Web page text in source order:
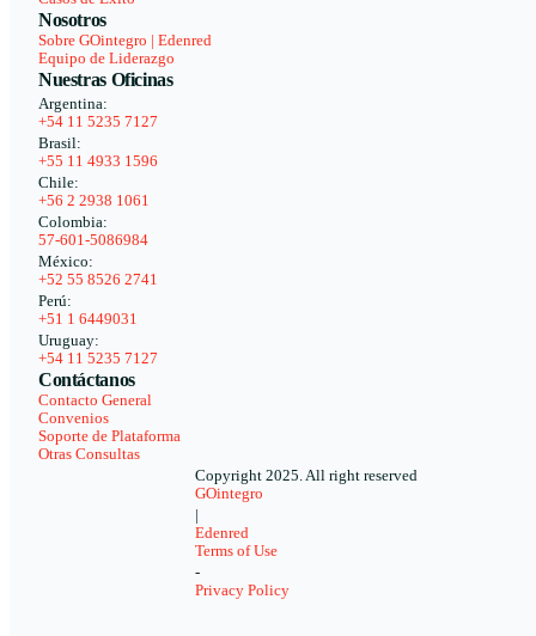
Nosotros
Sobre GOintegro | Edenred
Equipo de Liderazgo
Nuestras Oficinas
Argentina:
+54 11 5235 7127
Brasil:
+55 11 4933 1596
Chile:
+56 2 2938 1061
Colombia:
57-601-5086984
México:
+52 55 8526 2741
Perú:
+51 1 6449031
Uruguay:
+54 11 5235 7127
Contáctanos
Contacto General
Convenios
Soporte de Plataforma
Otras Consultas
Copyright 2025. All right reserved
GOintegro
Edenred
Terms of Use
-
Privacy Policy